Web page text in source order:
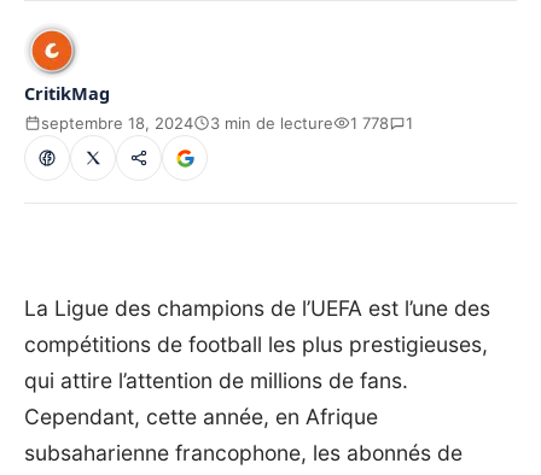
CritikMag
septembre 18, 2024 3 min de lecture 1 778 1
La Ligue des champions de l’UEFA est l’une des
compétitions de football les plus prestigieuses,
qui attire l’attention de millions de fans.
Cependant, cette année, en Afrique
subsaharienne francophone, les abonnés de